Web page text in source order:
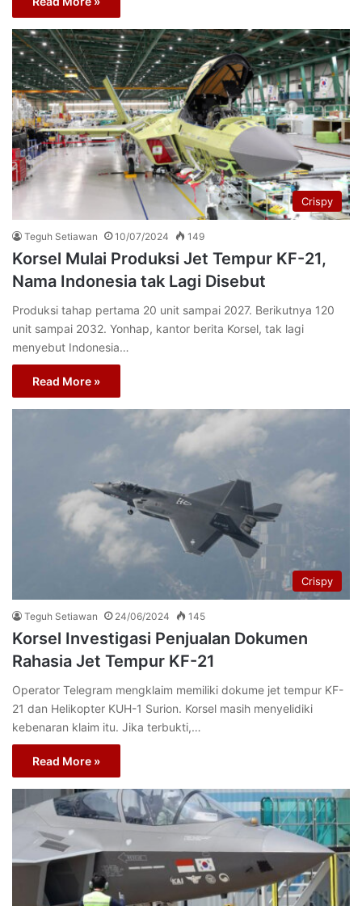
Crispy
Teguh Setiawan 10/07/2024 149
Korsel Mulai Produksi Jet Tempur KF-21,
Nama Indonesia tak Lagi Disebut
Produksi tahap pertama 20 unit sampai 2027. Berikutnya 120
unit sampai 2032. Yonhap, kantor berita Korsel, tak lagi
menyebut Indonesia…
Read More »
Crispy
Teguh Setiawan 24/06/2024 145
Korsel Investigasi Penjualan Dokumen
Rahasia Jet Tempur KF-21
Operator Telegram mengklaim memiliki dokume jet tempur KF-
21 dan Helikopter KUH-1 Surion. Korsel masih menyelidiki
kebenaran klaim itu. Jika terbukti,…
Read More »